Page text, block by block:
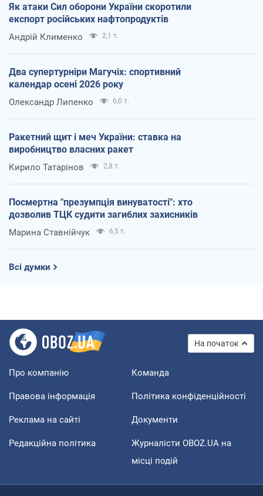
Як атаки Сил оборони України скоротили
експорт російських нафтопродуктів
Андрій Клименко 2,1 т.
Два супертурніри Магучіх: спортивний
календар осені 2026 року
Олександр Липенко 6,0 т.
Ракетний щит і меч України: ставка на
виробництво власних ракет
Кирило Татарінов 2,8 т.
Посмертна "презумпція винуватості": хто
дозволив ТЦК судити загиблих захисників
Марина Ставнійчук 6,5 т.
Всі думки
На початок
Про компанію Команда
Правова інформація Політика конфіденційності
Реклама на сайті Документи
Редакційна політика
Журналісти OBOZ.UA на
місці подій